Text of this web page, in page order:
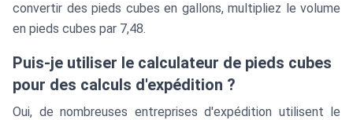
convertir des pieds cubes en gallons, multipliez le volume
en pieds cubes par 7,48.
Puis-je utiliser le calculateur de pieds cubes
pour des calculs d'expédition ?
Oui, de nombreuses entreprises d'expédition utilisent le